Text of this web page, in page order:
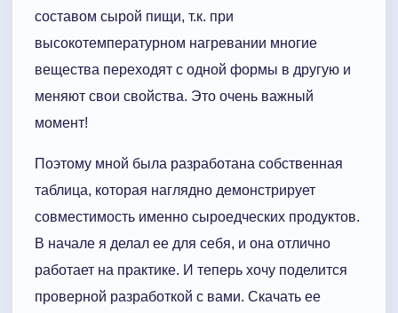
составом сырой пищи, т.к. при
высокотемпературном нагревании многие
вещества переходят с одной формы в другую и
меняют свои свойства. Это очень важный
момент!
Поэтому мной была разработана собственная
таблица, которая наглядно демонстрирует
совместимость именно сыроедческих продуктов.
В начале я делал ее для себя, и она отлично
работает на практике. И теперь хочу поделится
проверной разработкой с вами. Скачать ее